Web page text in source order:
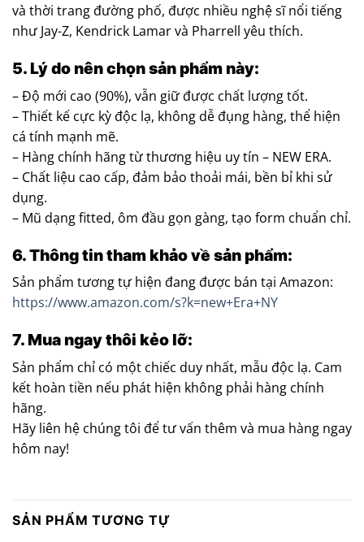
và thời trang đường phố, được nhiều nghệ sĩ nổi tiếng
như Jay-Z, Kendrick Lamar và Pharrell yêu thích.
5. Lý do nên chọn sản phẩm này:
– Độ mới cao (90%), vẫn giữ được chất lượng tốt.
– Thiết kế cực kỳ độc lạ, không dễ đụng hàng, thể hiện
cá tính mạnh mẽ.
– Hàng chính hãng từ thương hiệu uy tín – NEW ERA.
– Chất liệu cao cấp, đảm bảo thoải mái, bền bỉ khi sử
dụng.
– Mũ dạng fitted, ôm đầu gọn gàng, tạo form chuẩn chỉ.
6. Thông tin tham khảo về sản phẩm:
Sản phẩm tương tự hiện đang được bán tại Amazon:
https://www.amazon.com/s?k=new+Era+NY
7. Mua ngay thôi kẻo lỡ:
Sản phẩm chỉ có một chiếc duy nhất, mẫu độc lạ. Cam
kết hoàn tiền nếu phát hiện không phải hàng chính
hãng.
Hãy liên hệ chúng tôi để tư vấn thêm và mua hàng ngay
hôm nay!
SẢN PHẨM TƯƠNG TỰ